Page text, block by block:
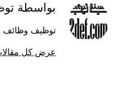
بواسطة
توظيف وظائف
عرض كل